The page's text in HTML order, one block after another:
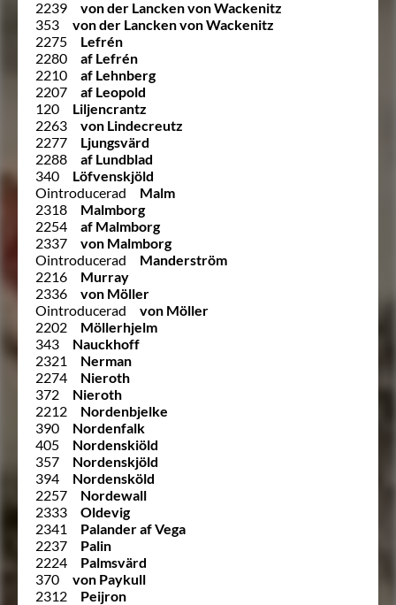
2239
von der Lancken von Wackenitz
353
von der Lancken von Wackenitz
2275
Lefrén
2280
af Lefrén
2210
af Lehnberg
2207
af Leopold
120
Liljencrantz
2263
von Lindecreutz
2277
Ljungsvärd
2288
af Lundblad
340
Löfvenskjöld
Ointroducerad
Malm
2318
Malmborg
2254
af Malmborg
2337
von Malmborg
Ointroducerad
Manderström
2216
Murray
2336
von Möller
Ointroducerad
von Möller
2202
Möllerhjelm
343
Nauckhoff
2321
Nerman
2274
Nieroth
372
Nieroth
2212
Nordenbjelke
390
Nordenfalk
405
Nordenskiöld
357
Nordenskjöld
394
Nordensköld
2257
Nordewall
2333
Oldevig
2341
Palander af Vega
2237
Palin
2224
Palmsvärd
370
von Paykull
2312
Peijron